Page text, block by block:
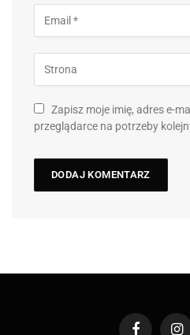
Zapisz moje imię, adres e-
przeglądarce na potrzeby